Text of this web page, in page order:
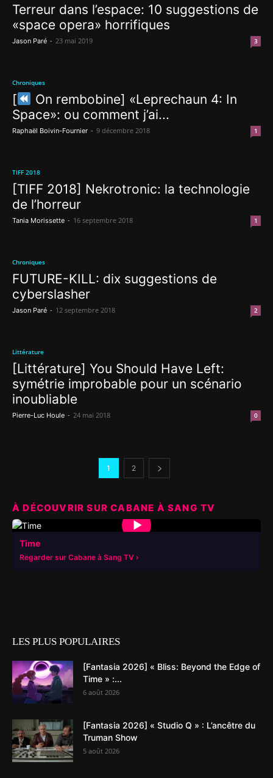
Terreur dans l’espace: 10 suggestions de
«space opera» horrifiques
Jason Paré - 23 mai 2019 3
Chroniques
[
On rembobine] «Leprechaun 4: In
Space»: ou comment j’ai...
Raphaël Boivin-Fournier - 9 décembre 2018 1
TIFF 2018
[TIFF 2018] Nekrotronic: la technologie
de l’horreur
Tania Morissette - 16 septembre 2018 1
Chroniques
FUTURE-KILL: dix suggestions de
cyberslasher
Jason Paré - 12 septembre 2018 2
Littérature
[Littérature] You Should Have Left:
symétrie improbable pour un scénario
inoubliable
Pierre-Luc Houle - 24 mai 2018 0
1 2
À DÉCOUVRIR SUR CABANE À SANG TV
▶
Time
Regarder sur Cabane à Sang TV
LES PLUS POPULAIRES
[Fantasia 2026] « Bliss: Beyond the Edge of
Time » :...
6 août 2026
[Fantasia 2026] « Studio Q » : L’ancêtre du
Truman Show
5 août 2026